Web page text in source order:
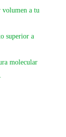
volumen a tu
superior a
molecular